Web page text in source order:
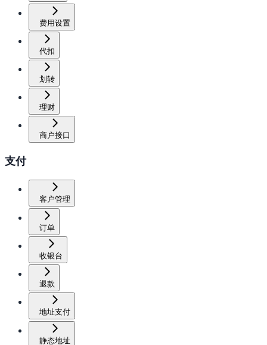
费用设置
代扣
划转
理财
商户接口
支付
客户管理
订单
收银台
退款
地址支付
静态地址